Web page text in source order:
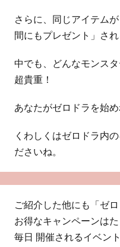
さらに、同じアイテム
間にもプレゼント」され
中でも、どんなモンス
超貴重！
あなたがゼロドラを始
くわしくはゼロドラ内
ださいね。
ご紹介した他にも「ゼ
お得なキャンペーンはた
毎日 開催されるイベン